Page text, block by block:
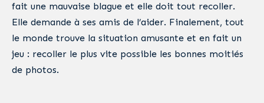
fait une mauvaise blague et elle doit tout recoller.
Elle demande à ses amis de l’aider. Finalement, tout
le monde trouve la situation amusante et en fait un
jeu : recoller le plus vite possible les bonnes moitiés
de photos.